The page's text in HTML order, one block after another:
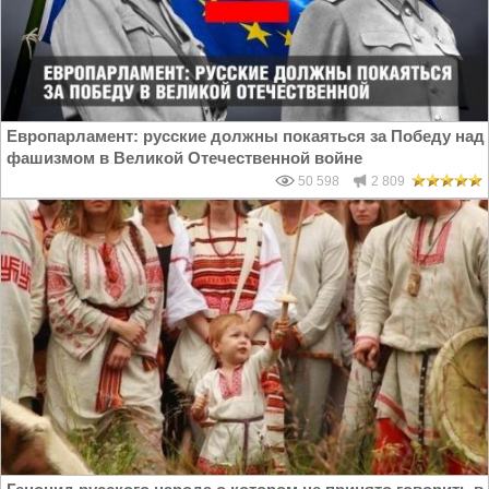
Европарламент: русские должны покаяться за Победу над
фашизмом в Великой Отечественной войне
50 598 2 809